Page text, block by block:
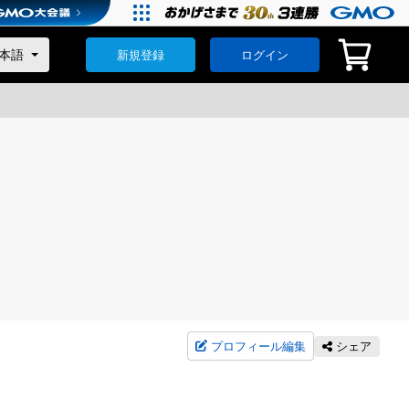
新規登録 ログイン
プロフィール編集 シェア